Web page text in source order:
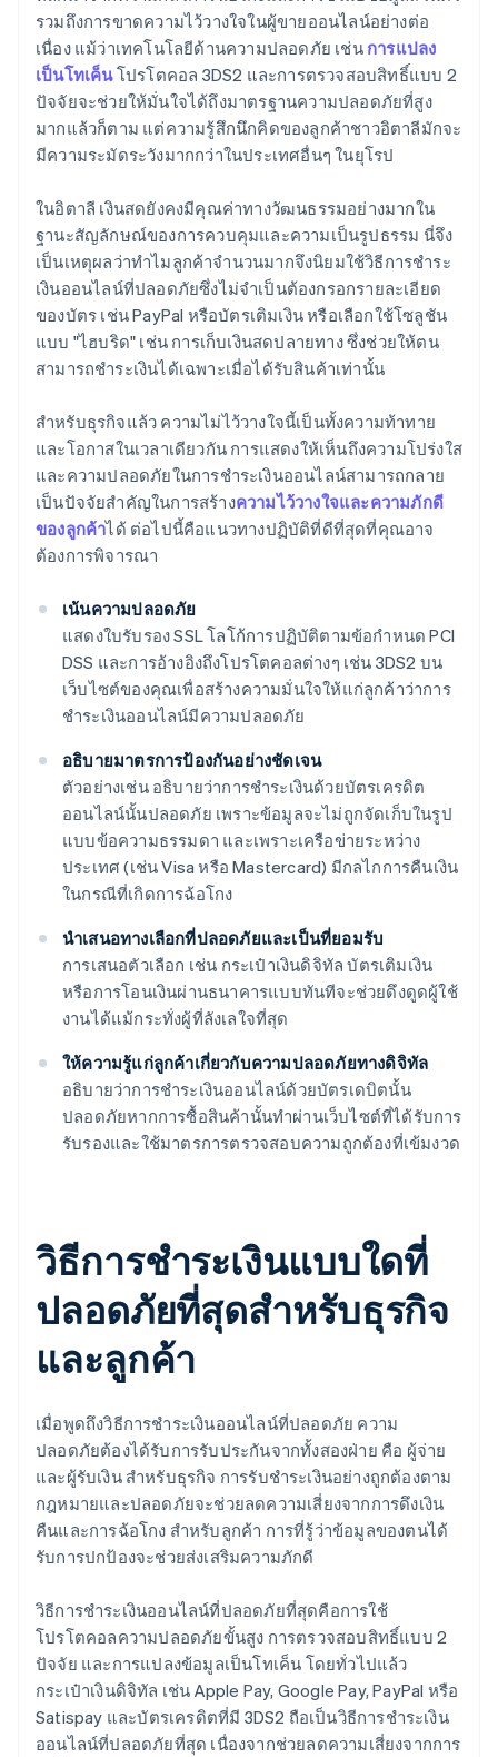
รวมถึงการขาดความไว้วางใจในผู้ขายออนไลน์อย่างต่อ
เนื่อง แม้ว่าเทคโนโลยีด้านความปลอดภัย เช่น การแปลง
เป็นโทเค็นโปรโตคอล 3DS2 และการตรวจสอบสิทธิ์แบบ 2
ปัจจัยจะช่วยให้มั่นใจได้ถึงมาตรฐานความปลอดภัยที่สูง
มากแล้วก็ตาม แต่ความรู้สึกนึกคิดของลูกค้าชาวอิตาลีมักจะ
มีความระมัดระวังมากกว่าในประเทศอื่นๆ ในยุโรป
ในอิตาลี เงินสดยังคงมีคุณค่าทางวัฒนธรรมอย่างมากใน
ฐานะสัญลักษณ์ของการควบคุมและความเป็นรูปธรรม นี่จึง
เป็นเหตุผลว่าทำไมลูกค้าจำนวนมากจึงนิยมใช้วิธีการชำระ
เงินออนไลน์ที่ปลอดภัยซึ่งไม่จำเป็นต้องกรอกรายละเอียด
ของบัตร เช่น PayPal หรือบัตรเติมเงิน หรือเลือกใช้โซลูชัน
แบบ "ไฮบริด" เช่น การเก็บเงินสดปลายทาง ซึ่งช่วยให้ตน
สามารถชำระเงินได้เฉพาะเมื่อได้รับสินค้าเท่านั้น
สำหรับธุรกิจแล้ว ความไม่ไว้วางใจนี้เป็นทั้งความท้าทาย
และโอกาสในเวลาเดียวกัน การแสดงให้เห็นถึงความโปร่งใส
และความปลอดภัยในการชำระเงินออนไลน์สามารถกลาย
เป็นปัจจัยสำคัญในการสร้างความไว้วางใจและความภักดี
ของลูกค้าได้ ต่อไปนี้คือแนวทางปฏิบัติที่ดีที่สุดที่คุณอาจ
ต้องการพิจารณา
เน้นความปลอดภัย
แสดงใบรับรอง SSL โลโก้การปฏิบัติตามข้อกำหนด PCI
DSS และการอ้างอิงถึงโปรโตคอลต่างๆ เช่น 3DS2 บน
เว็บไซต์ของคุณเพื่อสร้างความมั่นใจให้แก่ลูกค้าว่าการ
ชำระเงินออนไลน์มีความปลอดภัย
อธิบายมาตรการป้องกันอย่างชัดเจน
ตัวอย่างเช่น อธิบายว่าการชำระเงินด้วยบัตรเครดิต
ออนไลน์นั้นปลอดภัย เพราะข้อมูลจะไม่ถูกจัดเก็บในรูป
แบบข้อความธรรมดา และเพราะเครือข่ายระหว่าง
ประเทศ (เช่น Visa หรือ Mastercard) มีกลไกการคืนเงิน
ในกรณีที่เกิดการฉ้อโกง
นำเสนอทางเลือกที่ปลอดภัยและเป็นที่ยอมรับ
การเสนอตัวเลือก เช่น กระเป๋าเงินดิจิทัล บัตรเติมเงิน
หรือการโอนเงินผ่านธนาคารแบบทันทีจะช่วยดึงดูดผู้ใช้
งานได้แม้กระทั่งผู้ที่ลังเลใจที่สุด
ให้ความรู้แก่ลูกค้าเกี่ยวกับความปลอดภัยทางดิจิทัล
อธิบายว่าการชำระเงินออนไลน์ด้วยบัตรเดบิตนั้น
ปลอดภัยหากการซื้อสินค้านั้นทำผ่านเว็บไซต์ที่ได้รับการ
รับรองและใช้มาตรการตรวจสอบความถูกต้องที่เข้มงวด
วิธีการชำระเงินแบบใดที่
ปลอดภัยที่สุดสำหรับธุรกิจ
และลูกค้า
เมื่อพูดถึงวิธีการชำระเงินออนไลน์ที่ปลอดภัย ความ
ปลอดภัยต้องได้รับการรับประกันจากทั้งสองฝ่าย คือ ผู้จ่าย
และผู้รับเงิน สำหรับธุรกิจ การรับชำระเงินอย่างถูกต้องตาม
กฎหมายและปลอดภัยจะช่วยลดความเสี่ยงจากการดึงเงิน
คืนและการฉ้อโกง สำหรับลูกค้า การที่รู้ว่าข้อมูลของตนได้
รับการปกป้องจะช่วยส่งเสริมความภักดี
วิธีการชำระเงินออนไลน์ที่ปลอดภัยที่สุดคือการใช้
โปรโตคอลความปลอดภัยขั้นสูง การตรวจสอบสิทธิ์แบบ 2
ปัจจัย และการแปลงข้อมูลเป็นโทเค็น โดยทั่วไปแล้ว
กระเป๋าเงินดิจิทัล เช่น Apple Pay, Google Pay, PayPal หรือ
Satispay และบัตรเครดิตที่มี 3DS2 ถือเป็นวิธีการชำระเงิน
ออนไลน์ที่ปลอดภัยที่สุด เนื่องจากช่วยลดความเสี่ยงจากการ